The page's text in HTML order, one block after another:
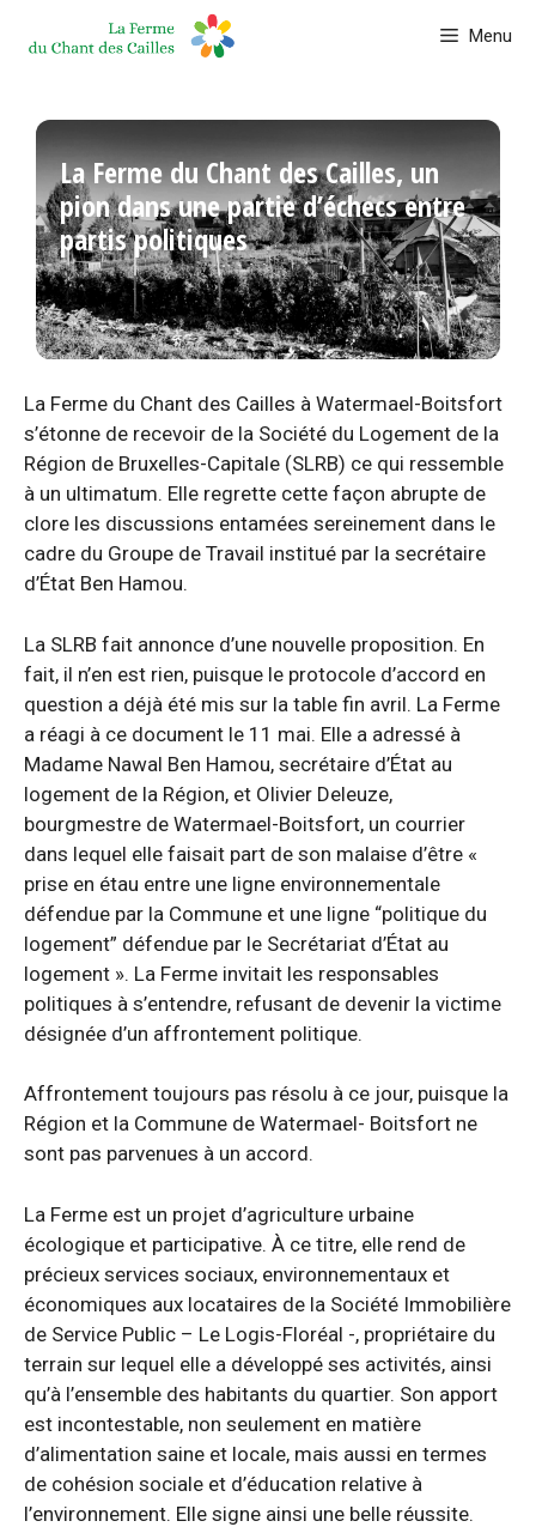
Menu
La Ferme du Chant des Cailles, un
pion dans une partie d’échecs entre
partis politiques
La Ferme du Chant des Cailles à Watermael-Boitsfort
s’étonne de recevoir de la Société du Logement de la
Région de Bruxelles-Capitale (SLRB) ce qui ressemble
à un ultimatum. Elle regrette cette façon abrupte de
clore les discussions entamées sereinement dans le
cadre du Groupe de Travail institué par la secrétaire
d’État Ben Hamou.
La SLRB fait annonce d’une nouvelle proposition. En
fait, il n’en est rien, puisque le protocole d’accord en
question a déjà été mis sur la table fin avril. La Ferme
a réagi à ce document le 11 mai. Elle a adressé à
Madame Nawal Ben Hamou, secrétaire d’État au
logement de la Région, et Olivier Deleuze,
bourgmestre de Watermael-Boitsfort, un courrier
dans lequel elle faisait part de son malaise d’être «
prise en étau entre une ligne environnementale
défendue par la Commune et une ligne “politique du
logement” défendue par le Secrétariat d’État au
logement ». La Ferme invitait les responsables
politiques à s’entendre, refusant de devenir la victime
désignée d’un affrontement politique.
Affrontement toujours pas résolu à ce jour, puisque la
Région et la Commune de Watermael- Boitsfort ne
sont pas parvenues à un accord.
La Ferme est un projet d’agriculture urbaine
écologique et participative. À ce titre, elle rend de
précieux services sociaux, environnementaux et
économiques aux locataires de la Société Immobilière
de Service Public – Le Logis-Floréal -, propriétaire du
terrain sur lequel elle a développé ses activités, ainsi
qu’à l’ensemble des habitants du quartier. Son apport
est incontestable, non seulement en matière
d’alimentation saine et locale, mais aussi en termes
de cohésion sociale et d’éducation relative à
l’environnement. Elle signe ainsi une belle réussite.